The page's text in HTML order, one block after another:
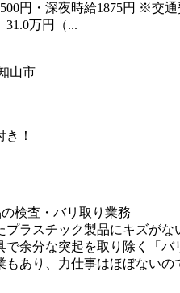
円・深夜時給1875円 ※交通
31.0万円（...
山市
！
検査・バリ取り業務
プラスチック製品にキズがな
で余分な突起を取り除く「バ
もあり、力仕事はほぼないの